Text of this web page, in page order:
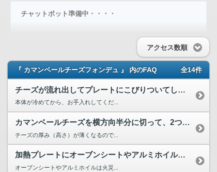
チャットボット準備中・・・・
アクセス数順
『 カマンベールチーズフォンデュ 』 内のFAQ 全14件
チーズが流れ出してプレートにこびりついてしまいました。お手...
本体が冷めてから、お手入れしてくだ...
カマンベールチーズを横方向半分に切って、2つにして調理する...
チーズの厚み（高さ）が薄くなるので...
加熱プレートにオーブンシートやアルミホイルを敷いて調理して...
オーブンシートやアルミホイルは火災...